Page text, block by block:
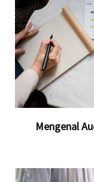
Mengenal